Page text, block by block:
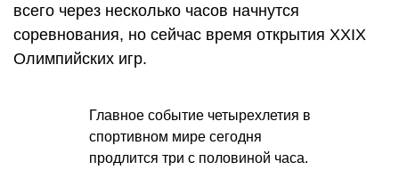
всего через несколько часов начнутся
соревнования, но сейчас время открытия ХХIХ
Олимпийских игр.
Главное событие четырехлетия в
спортивном мире сегодня
продлится три с половиной часа.